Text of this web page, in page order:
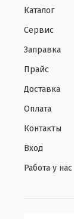
Каталог
Сервис
Заправка
Прайс
Доставка
Оплата
Контакты
Вход
Работа у нас